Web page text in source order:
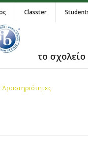
Classter
το σχολείο